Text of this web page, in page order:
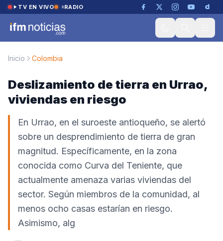
Saltar al contenido
TV EN VIVO RADIO
Inicio Colombia
Deslizamiento de tierra en Urrao,
viviendas en riesgo
En Urrao, en el suroeste antioqueño, se alertó
sobre un desprendimiento de tierra de gran
magnitud. Específicamente, en la zona
conocida como Curva del Teniente, que
actualmente amenaza varias viviendas del
sector. Según miembros de la comunidad, al
menos ocho casas estarían en riesgo.
Asimismo, alg